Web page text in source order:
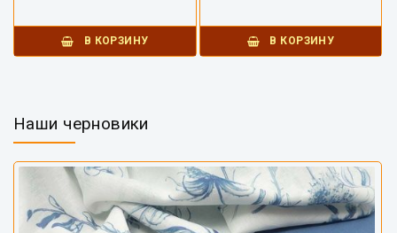
В КОРЗИНУ В КОРЗИНУ
Наши черновики